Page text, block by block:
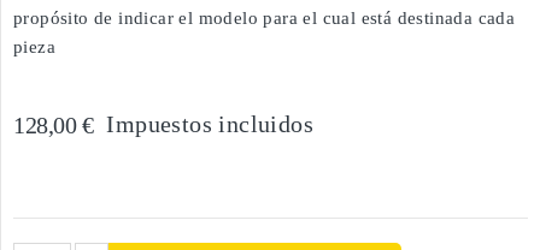
propósito de indicar el modelo para el cual está destinada cada
pieza
128,00 € Impuestos incluidos